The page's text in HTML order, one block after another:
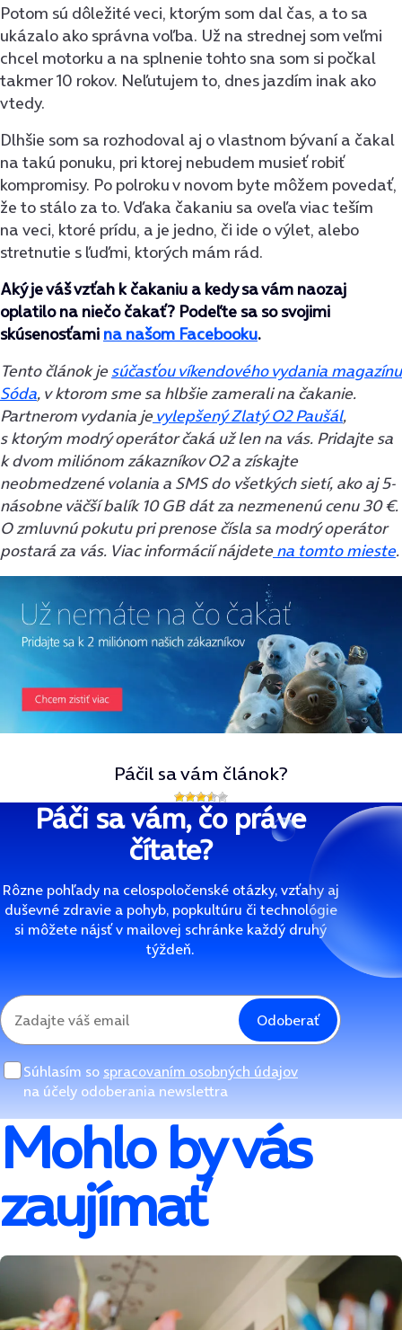
Potom sú dôležité veci, ktorým som dal čas, a to sa
ukázalo ako správna voľba. Už na strednej som veľmi
chcel motorku a na splnenie tohto sna som si počkal
takmer 10 rokov. Neľutujem to, dnes jazdím inak ako
vtedy.
Dlhšie som sa rozhodoval aj o vlastnom bývaní a čakal
na takú ponuku, pri ktorej nebudem musieť robiť
kompromisy. Po polroku v novom byte môžem povedať,
že to stálo za to. Vďaka čakaniu sa oveľa viac teším
na veci, ktoré prídu, a je jedno, či ide o výlet, alebo
stretnutie s ľuďmi, ktorých mám rád.
Aký je váš vzťah k čakaniu a kedy sa vám naozaj
oplatilo na niečo čakať? Podeľte sa so svojimi
skúsenosťami na našom Facebooku.
Tento článok jesúčasťou víkendového vydania magazínu
Sóda, v ktorom sme sa hlbšie zamerali na čakanie.
Partnerom vydania je vylepšený Zlatý O2 Paušál,
s ktorým modrý operátor čaká už len na vás. Pridajte sa
k dvom miliónom zákazníkov O2 a získajte
neobmedzené volania a SMS do všetkých sietí, ako aj 5-
násobne väčší balík 10 GB dát za nezmenenú cenu 30 €.
O zmluvnú pokutu pri prenose čísla sa modrý operátor
postará za vás. Viac informácií nájdete na tomto mieste.
Páčil sa vám článok?
Páči sa vám, čo práve
čítate?
Rôzne pohľady na celospoločenské otázky, vzťahy aj
duševné zdravie a pohyb, popkultúru či technológie
si môžete nájsť v mailovej schránke každý druhý
týždeň.
Odoberať
Súhlasím so spracovaním osobných údajov
na účely odoberania newslettra
Mohlo by vás
zaujímať